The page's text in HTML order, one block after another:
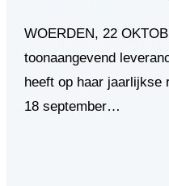
WOERDEN, 22
toonaangevend
heeft op haar jaarlijkse
18 september…